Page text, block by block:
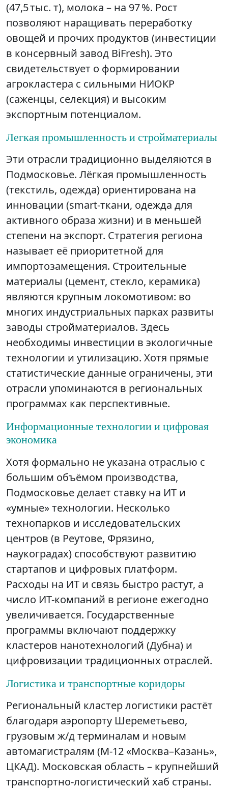
(47,5 тыс. т), молока – на 97 %. Рост
позволяют наращивать переработку
овощей и прочих продуктов (инвестиции
в консервный завод BiFresh). Это
свидетельствует о формировании
агрокластера с сильными НИОКР
(саженцы, селекция) и высоким
экспортным потенциалом.
Легкая промышленность и стройматериалы
Эти отрасли традиционно выделяются в
Подмосковье. Лёгкая промышленность
(текстиль, одежда) ориентирована на
инновации (smart-ткани, одежда для
активного образа жизни) и в меньшей
степени на экспорт. Стратегия региона
называет её приоритетной для
импортозамещения. Строительные
материалы (цемент, стекло, керамика)
являются крупным локомотивом: во
многих индустриальных парках развиты
заводы стройматериалов. Здесь
необходимы инвестиции в экологичные
технологии и утилизацию. Хотя прямые
статистические данные ограничены, эти
отрасли упоминаются в региональных
программах как перспективные.
Информационные технологии и цифровая
экономика
Хотя формально не указана отраслью с
большим объёмом производства,
Подмосковье делает ставку на ИТ и
«умные» технологии. Несколько
технопарков и исследовательских
центров (в Реутове, Фрязино,
наукоградах) способствуют развитию
стартапов и цифровых платформ.
Расходы на ИТ и связь быстро растут, а
число ИТ-компаний в регионе ежегодно
увеличивается. Государственные
программы включают поддержку
кластеров нанотехнологий (Дубна) и
цифровизации традиционных отраслей.
Логистика и транспортные коридоры
Региональный кластер логистики растёт
благодаря аэропорту Шереметьево,
грузовым ж/д терминалам и новым
автомагистралям (М-12 «Москва–Казань»,
ЦКАД). Московская область – крупнейший
транспортно-логистический хаб страны.